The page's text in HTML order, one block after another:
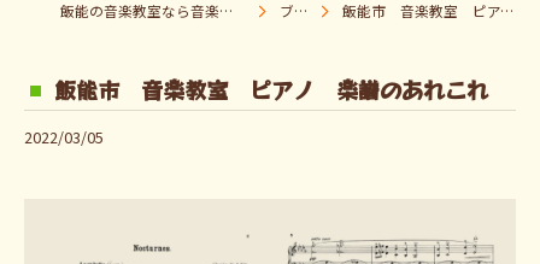
飯能の音楽教室なら音楽童クラブ Pパラダイス ブログ 飯能市 音楽教室 ピアノ 楽譜のあれこれ
飯能市 音楽教室 ピアノ 楽譜のあれこれ
2022/03/05